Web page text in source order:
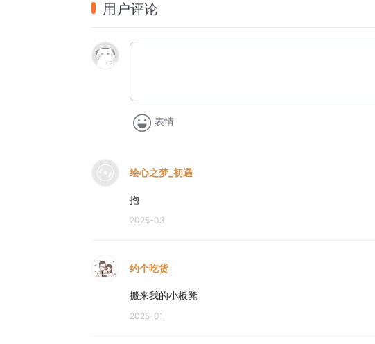
用户评论
表情
绘心之梦_初遇
抱
2025-03
约个吃货
搬来我的小板凳
2025-01